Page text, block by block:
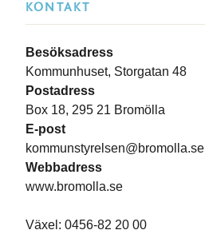
KONTAKT
Besöksadress
Kommunhuset, Storgatan 48
Postadress
Box 18, 295 21 Bromölla
E-post
kommunstyrelsen@bromolla.se
Webbadress
www.bromolla.se
Växel: 0456-82 20 00